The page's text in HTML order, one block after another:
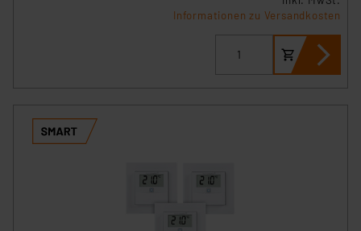
Informationen zu Versandkosten